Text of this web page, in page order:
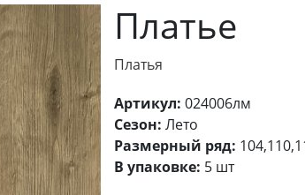
Платье
Платья
Артикул: 024006лм
Сезон: Лето
Размерный ряд:
В упаковке: 5 шт